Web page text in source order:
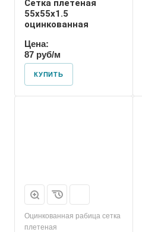
Сетка плетеная
55х55х1.5
оцинкованная
Цена:
87 руб/м
КУПИТЬ
Оцинкованная рабица сетка
плетеная